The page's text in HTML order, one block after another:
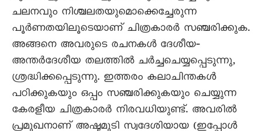
ചലനവും നിശ്ചലതയുമൊക്കെച്ചേരുന്ന
പൂർണതയിലൂടെയാണ്‌ ചിത്രകാരർ സഞ്ചരിക്കുക.
അങ്ങനെ അവരുടെ രചനകൾ ദേശീയ‐
അന്തർദേശീയ തലത്തിൽ ചർച്ചചെയ്യപ്പെടുന്നു,
ശ്രദ്ധിക്കപ്പെടുന്നു. ഇത്തരം കലാചിന്തകൾ
പഠിക്കുകയും ഒപ്പം സഞ്ചരിക്കുകയും ചെയ്യുന്ന
കേരളീയ ചിത്രകാരർ നിരവധിയുണ്ട്‌. അവരിൽ
പ്രമുഖനാണ്‌ അഷ്ടമുടി സ്വദേശിയായ (ഇപ്പോൾ